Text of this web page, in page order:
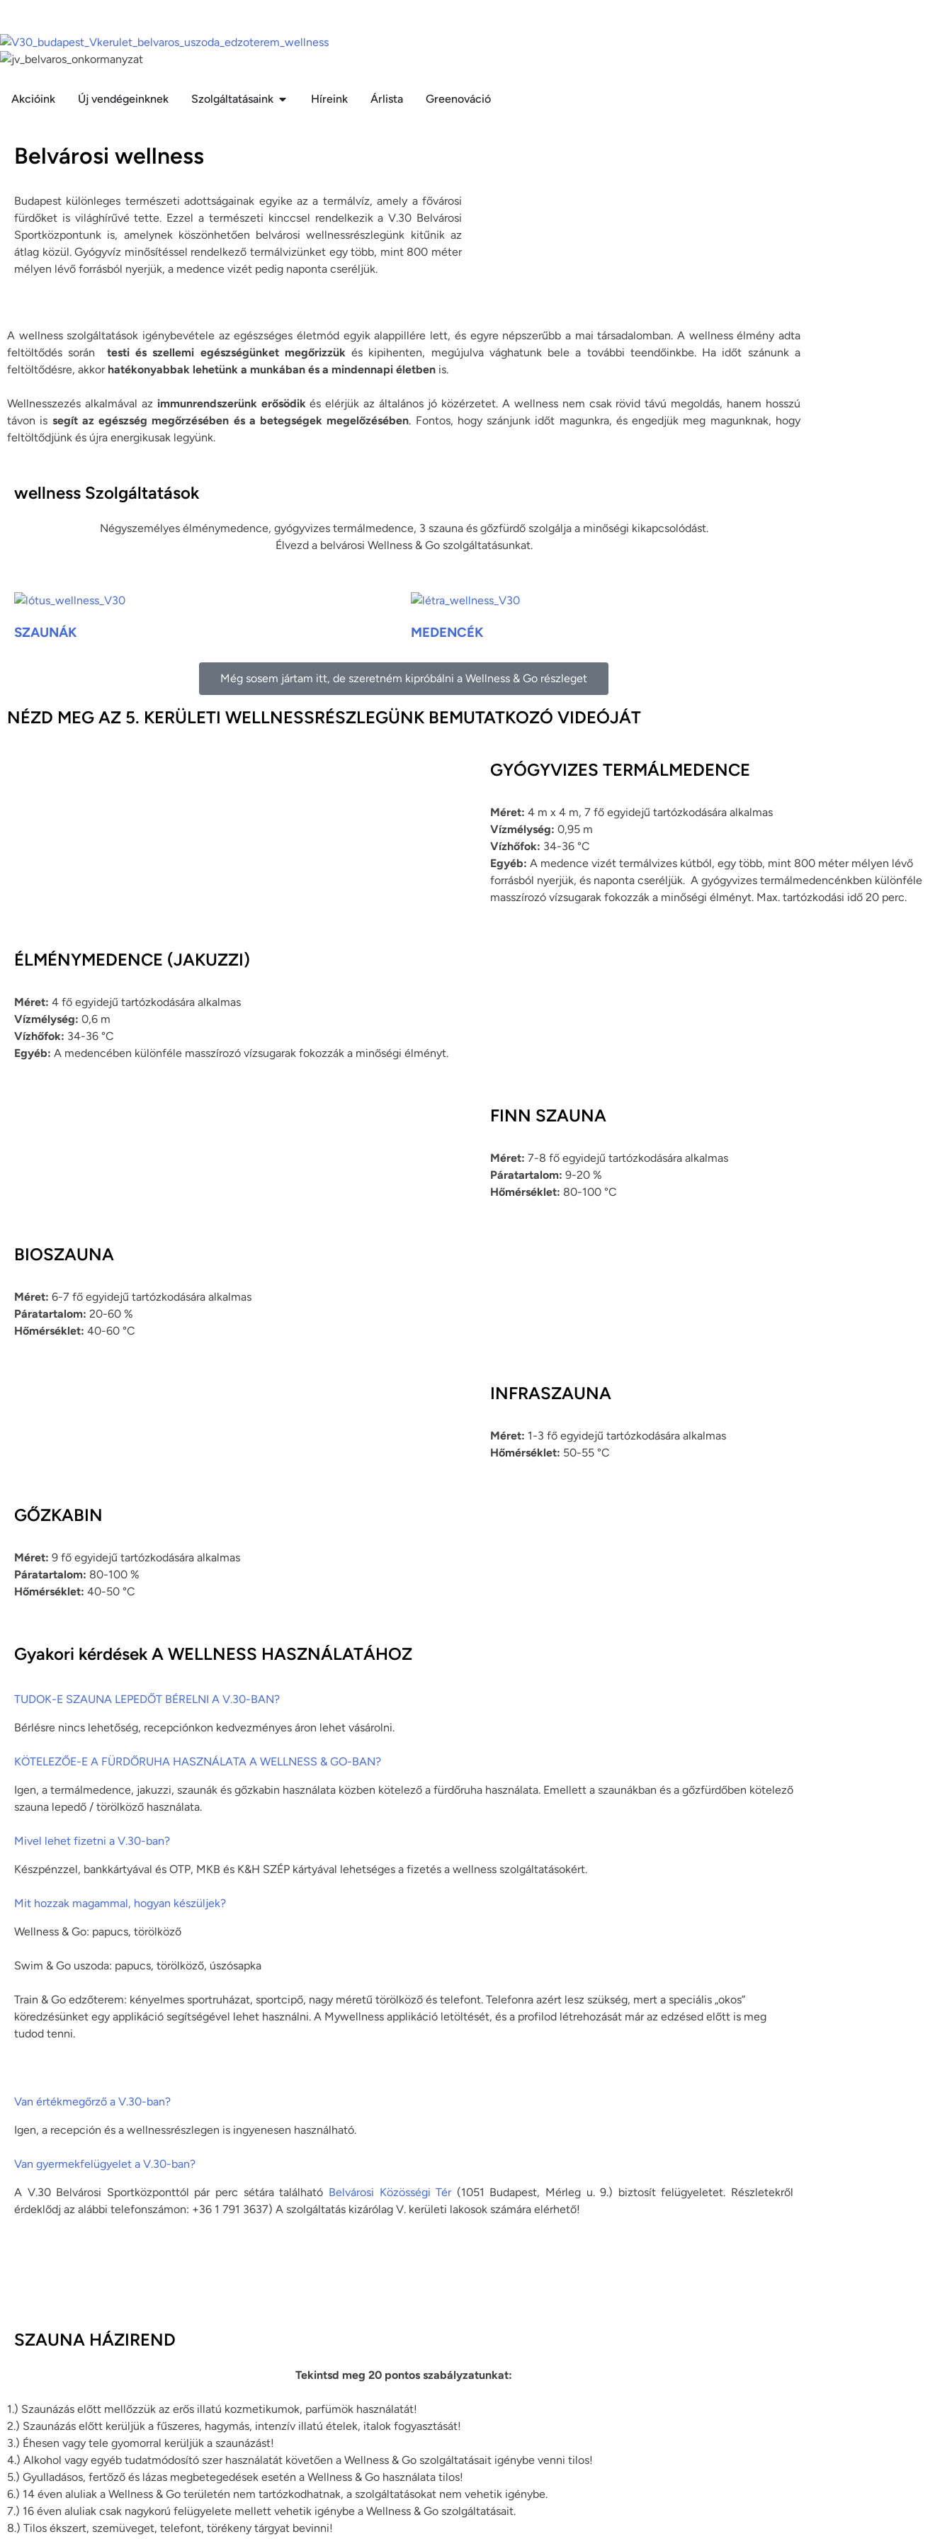
Akcióink Új vendégeinknek Szolgáltatásaink Híreink Árlista Greenováció
Belvárosi wellness
Budapest különleges természeti adottságainak egyike az a termálvíz, amely a fővárosi
fürdőket is világhírűvé tette. Ezzel a természeti kinccsel rendelkezik a V.30 Belvárosi
Sportközpontunk is, amelynek köszönhetően belvárosi wellnessrészlegünk kitűnik az
átlag közül. Gyógyvíz minősítéssel rendelkező termálvizünket egy több, mint 800 méter
mélyen lévő forrásból nyerjük, a medence vizét pedig naponta cseréljük.
A wellness szolgáltatások igénybevétele az egészséges életmód egyik alappillére lett, és egyre népszerűbb a mai társadalomban. A wellness élmény adta
feltöltődés során testi és szellemi egészségünket megőrizzükés kipihenten, megújulva vághatunk bele a további teendőinkbe. Ha időt szánunk a
feltöltődésre, akkor hatékonyabbak lehetünk a munkában és a mindennapi életben is.
Wellnesszezés alkalmával az immunrendszerünk erősödikés elérjük az általános jó közérzetet. A wellness nem csak rövid távú megoldás, hanem hosszú
távon is segít az egészség megőrzésében és a betegségek megelőzésében. Fontos, hogy szánjunk időt magunkra, és engedjük meg magunknak, hogy
feltöltődjünk és újra energikusak legyünk.
wellness Szolgáltatások
Négyszemélyes élménymedence, gyógyvizes termálmedence, 3 szauna és gőzfürdő szolgálja a minőségi kikapcsolódást.
Élvezd a belvárosi Wellness & Go szolgáltatásunkat.
SZAUNÁK MEDENCÉK
Még sosem jártam itt, de szeretném kipróbálni a Wellness & Go részleget
NÉZD MEG AZ 5. KERÜLETI WELLNESSRÉSZLEGÜNK BEMUTATKOZÓ VIDEÓJÁT
GYÓGYVIZES TERMÁLMEDENCE
Méret: 4 m x 4 m, 7 fő egyidejű tartózkodására alkalmas
Vízmélység: 0,95 m
Vízhőfok: 34-36 °C
Egyéb: A medence vizét termálvizes kútból, egy több, mint 800 méter mélyen lévő
forrásból nyerjük, és naponta cseréljük. A gyógyvizes termálmedencénkben különféle
masszírozó vízsugarak fokozzák a minőségi élményt. Max. tartózkodási idő 20 perc.
ÉLMÉNYMEDENCE (JAKUZZI)
Méret: 4 fő egyidejű tartózkodására alkalmas
Vízmélység: 0,6 m
Vízhőfok: 34-36 °C
Egyéb: A medencében különféle masszírozó vízsugarak fokozzák a minőségi élményt.
FINN SZAUNA
Méret: 7-8 fő egyidejű tartózkodására alkalmas
Páratartalom: 9-20 %
Hőmérséklet: 80-100 °C
BIOSZAUNA
Méret: 6-7 fő egyidejű tartózkodására alkalmas
Páratartalom: 20-60 %
Hőmérséklet: 40-60 °C
INFRASZAUNA
Méret: 1-3 fő egyidejű tartózkodására alkalmas
Hőmérséklet: 50-55 °C
GŐZKABIN
Méret: 9 fő egyidejű tartózkodására alkalmas
Páratartalom: 80-100 %
Hőmérséklet: 40-50 °C
Gyakori kérdések A WELLNESS HASZNÁLATÁHOZ
TUDOK-E SZAUNA LEPEDŐT BÉRELNI A V.30-BAN?
Bérlésre nincs lehetőség, recepciónkon kedvezményes áron lehet vásárolni.
KÖTELEZŐE-E A FÜRDŐRUHA HASZNÁLATA A WELLNESS & GO-BAN?
Igen, a termálmedence, jakuzzi, szaunák és gőzkabin használata közben kötelező a fürdőruha használata. Emellett a szaunákban és a gőzfürdőben kötelező
szauna lepedő / törölköző használata.
Mivel lehet fizetni a V.30-ban?
Készpénzzel, bankkártyával és OTP, MKB és K&H SZÉP kártyával lehetséges a fizetés a wellness szolgáltatásokért.
Mit hozzak magammal, hogyan készüljek?
Wellness & Go: papucs, törölköző
Swim & Go uszoda: papucs, törölköző, úszósapka
Train & Go edzőterem: kényelmes sportruházat, sportcipő, nagy méretű törölköző és telefont. Telefonra azért lesz szükség, mert a speciális „okos”
köredzésünket egy applikáció segítségével lehet használni. A Mywellness applikáció letöltését, és a profilod létrehozását már az edzésed előtt is meg
tudod tenni.
Van értékmegőrző a V.30-ban?
Igen, a recepción és a wellnessrészlegen is ingyenesen használható.
Van gyermekfelügyelet a V.30-ban?
A V.30 Belvárosi Sportközponttól pár perc sétára található Belvárosi Közösségi Tér(1051 Budapest, Mérleg u. 9.) biztosít felügyeletet. Részletekről
érdeklődj az alábbi telefonszámon: +36 1 791 3637) A szolgáltatás kizárólag V. kerületi lakosok számára elérhető!
SZAUNA HÁZIREND
Tekintsd meg 20 pontos szabályzatunkat:
1.) Szaunázás előtt mellőzzük az erős illatú kozmetikumok, parfümök használatát!
2.) Szaunázás előtt kerüljük a fűszeres, hagymás, intenzív illatú ételek, italok fogyasztását!
3.) Éhesen vagy tele gyomorral kerüljük a szaunázást!
4.) Alkohol vagy egyéb tudatmódosító szer használatát követően a Wellness & Go szolgáltatásait igénybe venni tilos!
5.) Gyulladásos, fertőző és lázas megbetegedések esetén a Wellness & Go használata tilos!
6.) 14 éven aluliak a Wellness & Go területén nem tartózkodhatnak, a szolgáltatásokat nem vehetik igénybe.
7.) 16 éven aluliak csak nagykorú felügyelete mellett vehetik igénybe a Wellness & Go szolgáltatásait.
8.) Tilos ékszert, szemüveget, telefont, törékeny tárgyat bevinni!